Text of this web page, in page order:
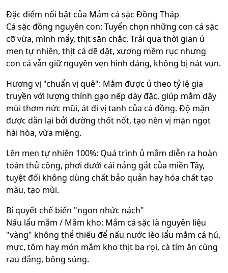
Đặc điểm nổi bật của Mắm cá sặc Đồng Tháp
Cá sặc đồng nguyên con: Tuyển chọn những con cá sặc
cỡ vừa, mình mẩy, thịt săn chắc. Trải qua thời gian ủ
men tự nhiên, thịt cá dẽ dặt, xương mềm rục nhưng
con cá vẫn giữ nguyên vẹn hình dáng, không bị nát vụn.
Hương vị "chuẩn vị quê": Mắm được ủ theo tỷ lệ gia
truyền với lượng thính gạo nếp dày đặc, giúp mắm dậy
mùi thơm nức mũi, át đi vị tanh của cá đồng. Độ mặn
được dằn lại bởi đường thốt nốt, tạo nên vị mặn ngọt
hài hòa, vừa miệng.
Lên men tự nhiên 100%: Quá trình ủ mắm diễn ra hoàn
toàn thủ công, phơi dưới cái nắng gắt của miền Tây,
tuyệt đối không dùng chất bảo quản hay hóa chất tạo
màu, tạo mùi.
Bí quyết chế biến "ngon nhức nách"
Nấu lẩu mắm / Mắm kho: Mắm cá sặc là nguyên liệu
"vàng" không thể thiếu để nấu nước lèo lẩu mắm cá hú,
mực, tôm hay món mắm kho thịt ba rọi, cà tím ăn cùng
rau đắng, bông súng.